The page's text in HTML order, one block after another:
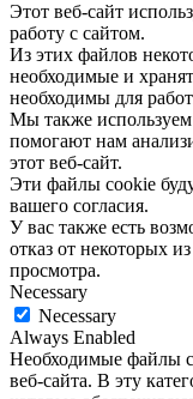
Этот веб-сайт
работу с сайтом.
Из этих файлов
необходимые и
необходимы для
Мы также
помогают нам
этот веб-сайт.
Эти файлы cookie
вашего согласия.
У вас также есть
отказ от некоторых
просмотра.
Necessary
Necessary
Always Enabled
Необходимые файлы
веб-сайта. В эту